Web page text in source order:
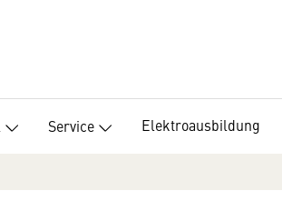
Service Elektroausbildung